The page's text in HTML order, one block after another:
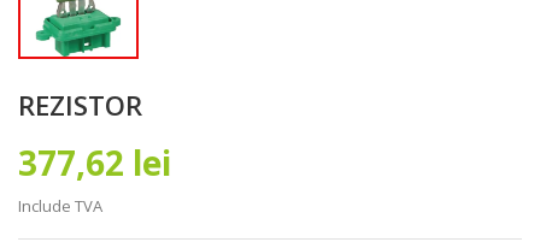
REZISTOR
377,62 lei
Include TVA